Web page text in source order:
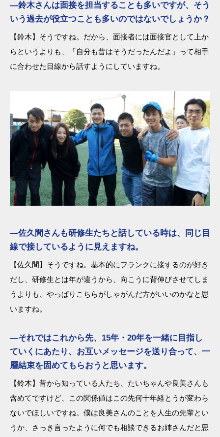
―鈴木さんは面接を担当することも多いですが、そう
いう過去が役立つことも多いのではないでしょうか？
【鈴木】そうですね。だから、面接者には面接官として上か
らというよりも、「自分も昔はそうだったんだよ」って相手
に合わせた目線から話すようにしていますね。
―佐久間さんも研修生たちと話している時は、同じ目
線で接しているように見えますね。
【佐久間】そうですね。基本的にフランクに接するのが好き
だし、研修生とは年が違うから、向こうに背伸びさせてしま
うよりも、やっぱりこちらがしゃがんだ方がいいのかなと思
いますね。
―それではこれから先、15年・20年を一緒に目指し
ていくにあたり、お互いメッセージを送り合って、一
層結束を固めてもらおうと思います。
【鈴木】昔から知っている人たち、たいちゃんや良美さんも
含めてですけど、この関係値はこの先何十年経とうが変わら
ないでほしいですね。僕は良美さんのことを人生の先輩とい
うか、さっき言ったように何でも相談できるお姉さんだと思